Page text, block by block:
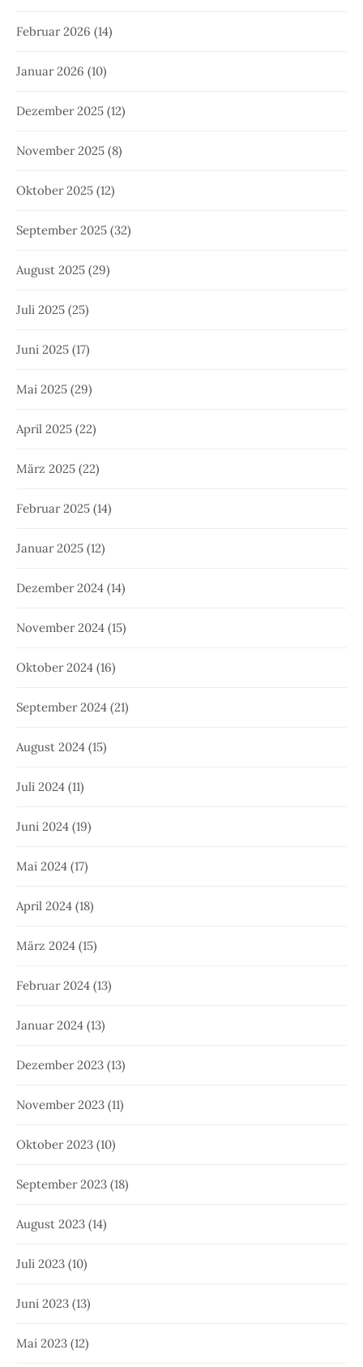
Februar 2026 (14)
Januar 2026 (10)
Dezember 2025 (12)
November 2025 (8)
Oktober 2025 (12)
September 2025 (32)
August 2025 (29)
Juli 2025 (25)
Juni 2025 (17)
Mai 2025 (29)
April 2025 (22)
März 2025 (22)
Februar 2025 (14)
Januar 2025 (12)
Dezember 2024 (14)
November 2024 (15)
Oktober 2024 (16)
September 2024 (21)
August 2024 (15)
Juli 2024 (11)
Juni 2024 (19)
Mai 2024 (17)
April 2024 (18)
März 2024 (15)
Februar 2024 (13)
Januar 2024 (13)
Dezember 2023 (13)
November 2023 (11)
Oktober 2023 (10)
September 2023 (18)
August 2023 (14)
Juli 2023 (10)
Juni 2023 (13)
Mai 2023 (12)